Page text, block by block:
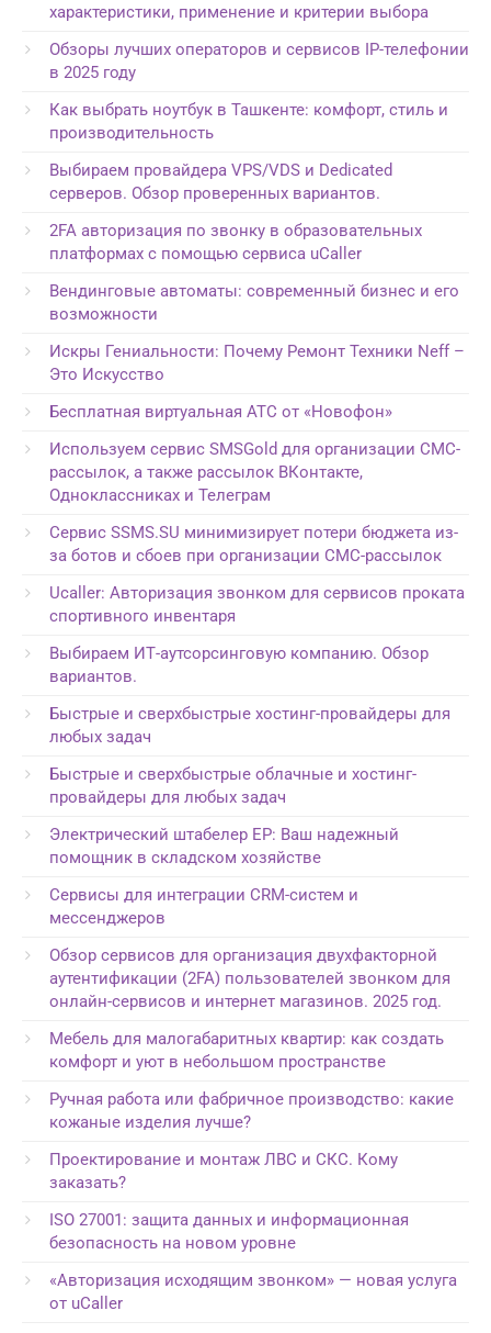
характеристики, применение и критерии выбора
Обзоры лучших операторов и сервисов IP-телефонии
в 2025 году
Как выбрать ноутбук в Ташкенте: комфорт, стиль и
производительность
Выбираем провайдера VPS/VDS и Dedicated
серверов. Обзор проверенных вариантов.
2FA авторизация по звонку в образовательных
платформах с помощью сервиса uCaller
Вендинговые автоматы: современный бизнес и его
возможности
Искры Гениальности: Почему Ремонт Техники Neff –
Это Искусство
Бесплатная виртуальная АТС от «Новофон»
Используем сервис SMSGold для организации СМС-
рассылок, а также рассылок ВКонтакте,
Одноклассниках и Телеграм
Сервис SSMS.SU минимизирует потери бюджета из-
за ботов и сбоев при организации СМС-рассылок
Ucaller: Авторизация звонком для сервисов проката
спортивного инвентаря
Выбираем ИТ-аутсорсинговую компанию. Обзор
вариантов.
Быстрые и сверхбыстрые хостинг-провайдеры для
любых задач
Быстрые и сверхбыстрые облачные и хостинг-
провайдеры для любых задач
Электрический штабелер EP: Ваш надежный
помощник в складском хозяйстве
Сервисы для интеграции CRM-систем и
мессенджеров
Обзор сервисов для организация двухфакторной
аутентификации (2FA) пользователей звонком для
онлайн-сервисов и интернет магазинов. 2025 год.
Мебель для малогабаритных квартир: как создать
комфорт и уют в небольшом пространстве
Ручная работа или фабричное производство: какие
кожаные изделия лучше?
Проектирование и монтаж ЛВС и СКС. Кому
заказать?
ISO 27001: защита данных и информационная
безопасность на новом уровне
«Авторизация исходящим звонком» — новая услуга
от uCaller